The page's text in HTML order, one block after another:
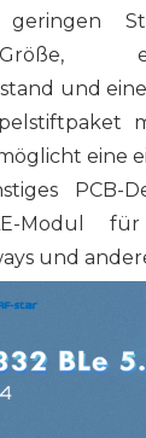
und
eine
PCB-
Modul für
und